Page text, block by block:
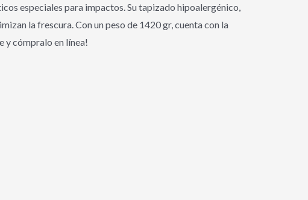
especiales para impactos. Su tapizado hipoalergénico,
la frescura. Con un peso de 1420 gr, cuenta con la
y cómpralo en línea!